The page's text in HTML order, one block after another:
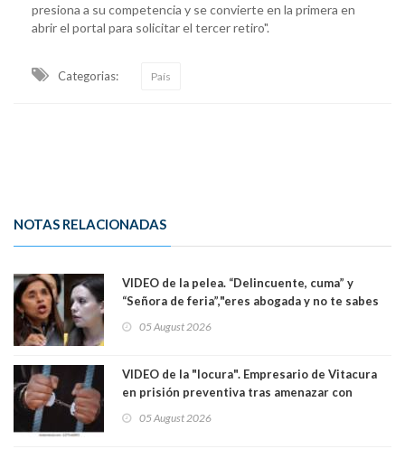
presiona a su competencia y se convierte en la primera en
abrir el portal para solicitar el tercer retiro".
Categorias: País
NOTAS RELACIONADAS
VIDEO de la pelea. “Delincuente, cuma” y
“Señora de feria”,"eres abogada y no te sabes
senadoras Camila Flores y Fabiola Campillai en
05 August 2026
VIDEO de la "locura". Empresario de Vitacura
en prisión preventiva tras amenazar con
Los persiguió en potente camioneta
05 August 2026